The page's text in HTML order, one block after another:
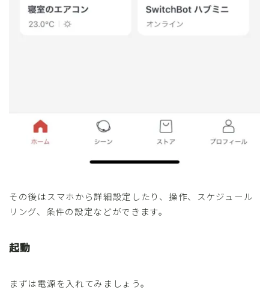
その後はスマホから詳細設定したり、操作、スケジュール
リング、条件の設定などができます。
起動
まずは電源を入れてみましょう。